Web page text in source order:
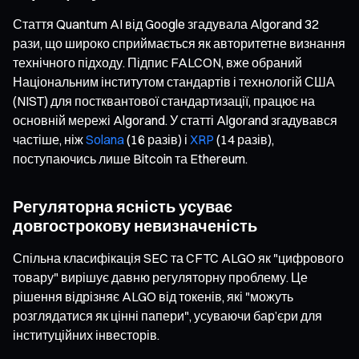
Стаття Quantum AI від Google згадувала Algorand 32
рази, що широко сприймається як авторитетне визнання
технічного підходу. Підпис FALCON, вже обраний
Національним інститутом стандартів і технологій США
(NIST) для постквантової стандартизації, працює на
основній мережі Algorand. У статті Algorand згадувався
частіше, ніжSolana(16 разів) і XRP (14 разів),
поступаючись лише Bitcoin та Ethereum.
Регуляторна ясність усуває
довгострокову невизначеність
Спільна класифікація SEC та CFTC ALGO як "цифрового
товару" вирішує давню регуляторну проблему. Це
рішення відрізняє ALGO від токенів, які "можуть
розглядатися як цінні папери", усуваючи бар’єри для
інституційних інвесторів.